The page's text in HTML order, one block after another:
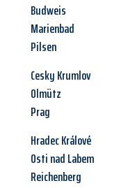
Budweis
Marienbad
Pilsen
Cesky Krumlov
Olmütz
Prag
Hradec Králové
Osti nad Labem
Reichenberg